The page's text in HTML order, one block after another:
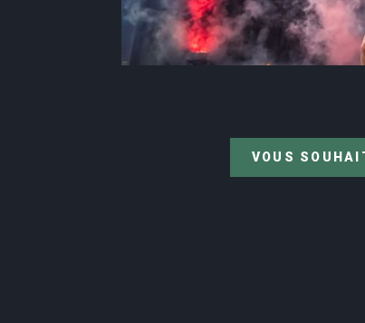
VOUS